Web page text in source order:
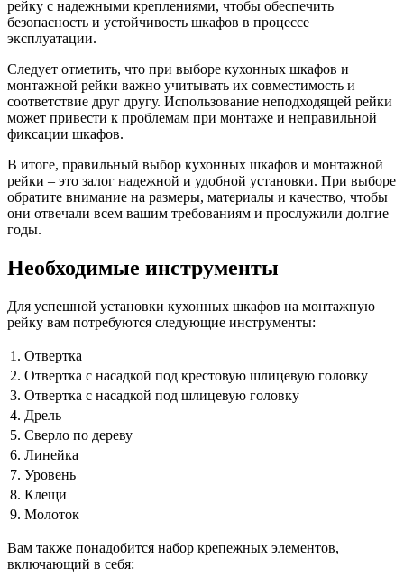
рейку с надежными креплениями, чтобы обеспечить
безопасность и устойчивость шкафов в процессе
эксплуатации.
Следует отметить, что при выборе кухонных шкафов и
монтажной рейки важно учитывать их совместимость и
соответствие друг другу. Использование неподходящей рейки
может привести к проблемам при монтаже и неправильной
фиксации шкафов.
В итоге, правильный выбор кухонных шкафов и монтажной
рейки – это залог надежной и удобной установки. При выборе
обратите внимание на размеры, материалы и качество, чтобы
они отвечали всем вашим требованиям и прослужили долгие
годы.
Необходимые инструменты
Для успешной установки кухонных шкафов на монтажную
рейку вам потребуются следующие инструменты:
1. Отвертка
2. Отвертка с насадкой под крестовую шлицевую головку
3. Отвертка с насадкой под шлицевую головку
4. Дрель
5. Сверло по дереву
6. Линейка
7. Уровень
8. Клещи
9. Молоток
Вам также понадобится набор крепежных элементов,
включающий в себя: